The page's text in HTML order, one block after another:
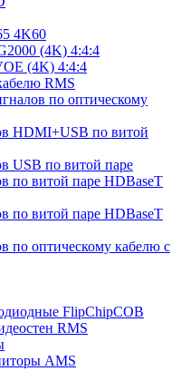
4K60
(4K) 4:4:4
(4K) 4:4:4
RMS
по оптическому
HDMI+USB по витой
USB по витой паре
по витой паре HDBaseT
по витой паре HDBaseT
по оптическому кабелю с
FlipChipCOB
RMS
AMS